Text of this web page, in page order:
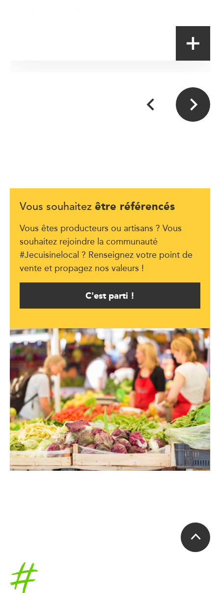
Vous souhaitez être référencés
Vous êtes producteurs ou artisans ? Vous
souhaitez rejoindre la communauté
#Jecuisinelocal ? Renseignez votre point de
vente et propagez nos valeurs !
C'est parti !
Accueil